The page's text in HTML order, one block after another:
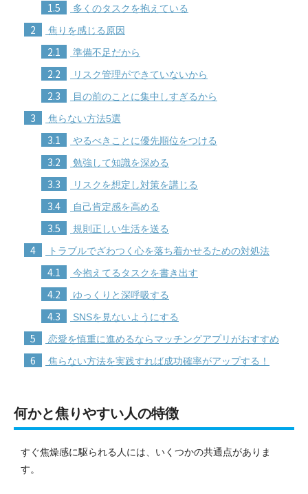
1.5 多くのタスクを抱えている
2 焦りを感じる原因
2.1 準備不足だから
2.2 リスク管理ができていないから
2.3 目の前のことに集中しすぎるから
3 焦らない方法5選
3.1 やるべきことに優先順位をつける
3.2 勉強して知識を深める
3.3 リスクを想定し対策を講じる
3.4 自己肯定感を高める
3.5 規則正しい生活を送る
4 トラブルでざわつく心を落ち着かせるための対処法
4.1 今抱えてるタスクを書き出す
4.2 ゆっくりと深呼吸する
4.3 SNSを見ないようにする
5 恋愛を慎重に進めるならマッチングアプリがおすすめ
6 焦らない方法を実践すれば成功確率がアップする！
何かと焦りやすい人の特徴
すぐ焦燥感に駆られる人には、いくつかの共通点がありま
す。